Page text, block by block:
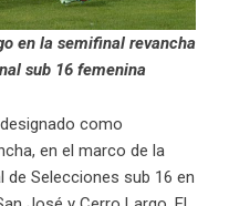
en la semifinal revancha
sub 16 femenina
como
en el marco de la
de Selecciones sub 16 en